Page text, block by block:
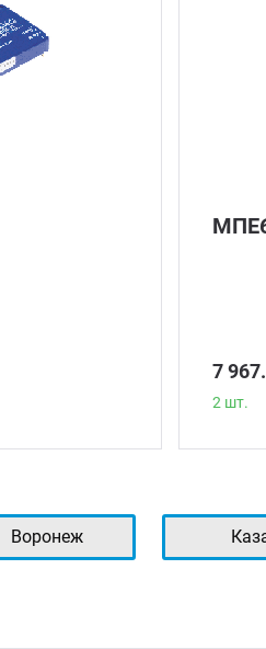
7
2 шт.
Воронеж